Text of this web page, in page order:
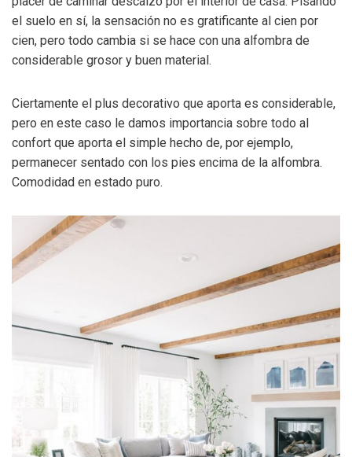
el suelo en sí, la sensación no es gratificante al cien por
cien, pero todo cambia si se hace con una alfombra de
considerable grosor y buen material.
Ciertamente el plus decorativo que aporta es considerable,
pero en este caso le damos importancia sobre todo al
confort que aporta el simple hecho de, por ejemplo,
permanecer sentado con los pies encima de la alfombra.
Comodidad en estado puro.